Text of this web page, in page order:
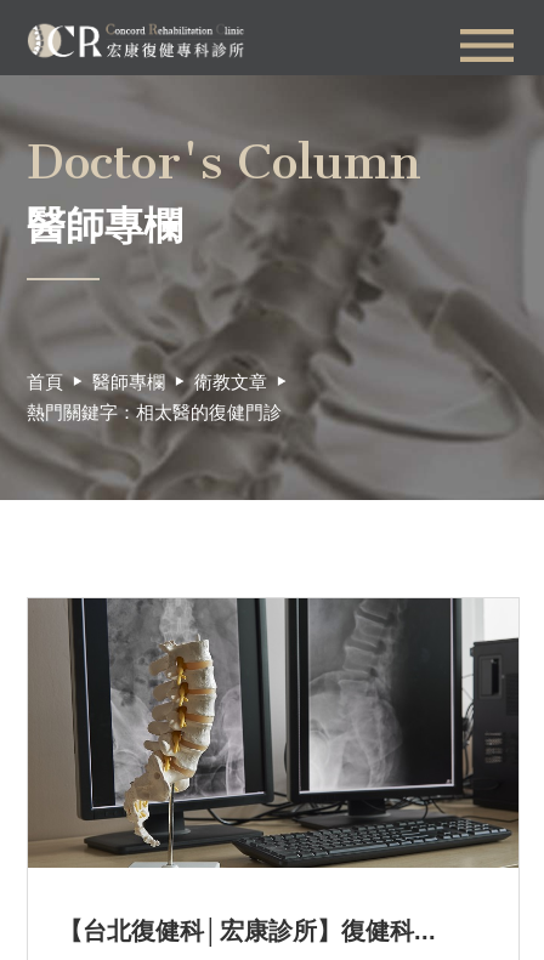
Doctor's Column
醫師專欄
首頁 醫師專欄
衛教文章
熱門關鍵字：相太醫的復健門診
【台北復健科│宏康診所】復健科...